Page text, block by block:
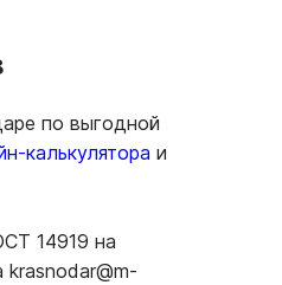
по выгодной
калькулятора и
14919 на